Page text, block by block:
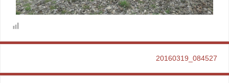
20160319_084527